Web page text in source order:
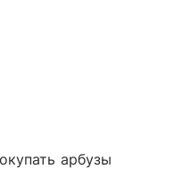
арбузы